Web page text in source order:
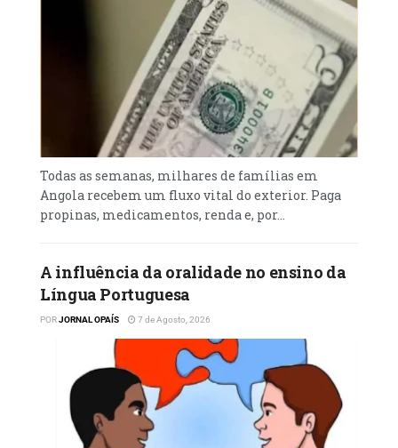
Todas as semanas, milhares de famílias em
Angola recebem um fluxo vital do exterior. Paga
propinas, medicamentos, renda e, por...
A influência da oralidade no ensino da
Língua Portuguesa
PORJORNAL OPAÍS 7 de Agosto, 2026